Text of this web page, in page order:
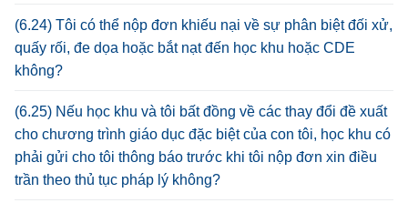
(6.24) Tôi có thể nộp đơn khiếu nại về sự phân biệt đối xử,
quấy rối, đe dọa hoặc bắt nạt đến học khu hoặc CDE
không?
(6.25) Nếu học khu và tôi bất đồng về các thay đổi đề xuất
cho chương trình giáo dục đặc biệt của con tôi, học khu có
phải gửi cho tôi thông báo trước khi tôi nộp đơn xin điều
trần theo thủ tục pháp lý không?